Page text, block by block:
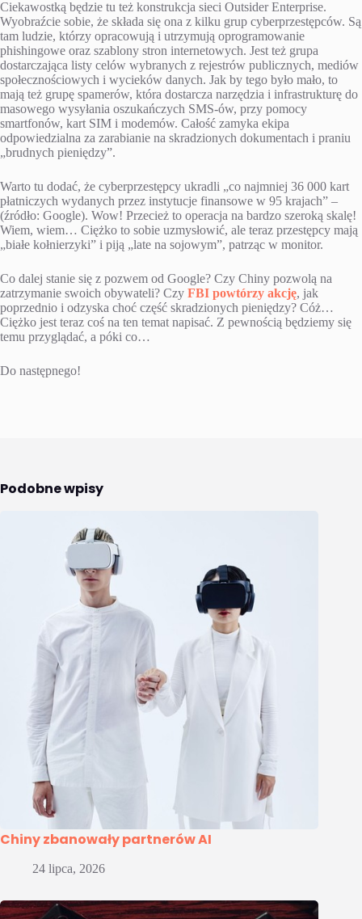
Ciekawostką będzie tu też konstrukcja sieci Outsider Enterprise.
Wyobraźcie sobie, że składa się ona z kilku grup cyberprzestępców. Są
tam ludzie, którzy opracowują i utrzymują oprogramowanie
phishingowe oraz szablony stron internetowych. Jest też grupa
dostarczająca listy celów wybranych z rejestrów publicznych, mediów
społecznościowych i wycieków danych. Jak by tego było mało, to
mają też grupę spamerów, która dostarcza narzędzia i infrastrukturę do
masowego wysyłania oszukańczych SMS-ów, przy pomocy
smartfonów, kart SIM i modemów. Całość zamyka ekipa
odpowiedzialna za zarabianie na skradzionych dokumentach i praniu
„brudnych pieniędzy”.
Warto tu dodać, że cyberprzestępcy ukradli „co najmniej 36 000 kart
płatniczych wydanych przez instytucje finansowe w 95 krajach” –
(źródło: Google). Wow! Przecież to operacja na bardzo szeroką skalę!
Wiem, wiem… Ciężko to sobie uzmysłowić, ale teraz przestępcy mają
„białe kołnierzyki” i piją „late na sojowym”, patrząc w monitor.
Co dalej stanie się z pozwem od Google? Czy Chiny pozwolą na
zatrzymanie swoich obywateli? Czy FBI powtórzy akcję, jak
poprzednio i odzyska choć część skradzionych pieniędzy? Cóż…
Ciężko jest teraz coś na ten temat napisać. Z pewnością będziemy się
temu przyglądać, a póki co…
Do następnego!
Podobne wpisy
Chiny zbanowały partnerów AI
24 lipca, 2026